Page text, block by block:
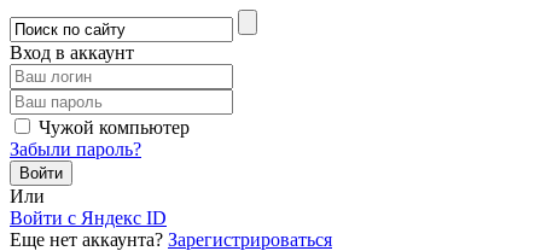
Вход в аккаунт
Чужой компьютер
Забыли пароль?
Или
Войти c Яндекс ID
Еще нет аккаунта? Зарегистрироваться